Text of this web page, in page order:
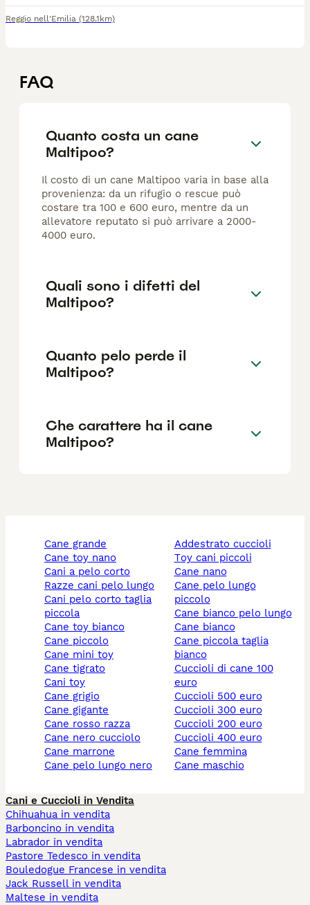
Reggio nell'Emilia (128.1km)
FAQ
Quanto costa un cane
Maltipoo?
Il costo di un cane Maltipoo varia in base alla
provenienza: da un rifugio o rescue può
costare tra 100 e 600 euro, mentre da un
allevatore reputato si può arrivare a 2000-
4000 euro.
Quali sono i difetti del
Maltipoo?
Quanto pelo perde il
Maltipoo?
Che carattere ha il cane
Maltipoo?
cane grande
cane toy nano
cani a pelo corto
razze cani pelo lungo
cani pelo corto taglia
piccola
cane toy bianco
cane piccolo
cane mini toy
cane tigrato
cani toy
cane grigio
cane gigante
cane rosso razza
cane nero cucciolo
cane marrone
cane pelo lungo nero
addestrato cuccioli
toy cani piccoli
cane nano
cane pelo lungo
piccolo
cane bianco pelo lungo
cane bianco
cane piccola taglia
bianco
cuccioli di cane 100
euro
cuccioli 500 euro
cuccioli 300 euro
cuccioli 200 euro
cuccioli 400 euro
cane femmina
cane maschio
Cani e Cuccioli in Vendita
Chihuahua in vendita
Barboncino in vendita
Labrador in vendita
Pastore Tedesco in vendita
Bouledogue Francese in vendita
Jack Russell in vendita
Maltese in vendita